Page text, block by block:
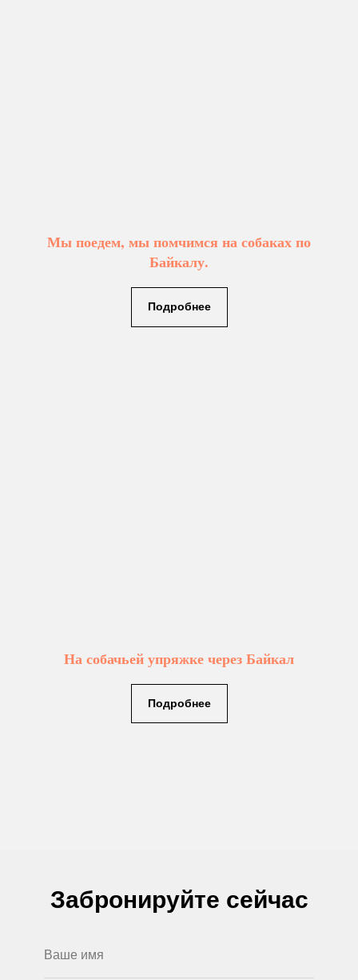
Мы поедем, мы помчимся на собаках по
Байкалу.
Подробнее
На собачьей упряжке через Байкал
Подробнее
Забронируйте сейчас